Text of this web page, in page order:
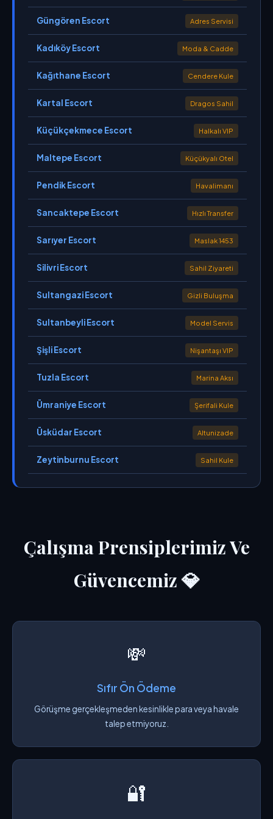
Güngören Escort Adres Servisi
Kadıköy Escort Moda & Cadde
Kağıthane Escort Cendere Kule
Kartal Escort Dragos Sahil
Küçükçekmece Escort Halkalı VIP
Maltepe Escort Küçükyalı Otel
Pendik Escort Havalimanı
Sancaktepe Escort Hızlı Transfer
Sarıyer Escort Maslak 1453
Silivri Escort Sahil Ziyareti
Sultangazi Escort Gizli Buluşma
Sultanbeyli Escort Model Servis
Şişli Escort Nişantaşı VIP
Tuzla Escort Marina Aksı
Ümraniye Escort Şerifali Kule
Üsküdar Escort Altunizade
Zeytinburnu Escort Sahil Kule
Çalışma Prensiplerimiz Ve
Güvencemiz 💎
💸
Sıfır Ön Ödeme
Görüşme gerçekleşmeden kesinlikle para veya havale
talep etmiyoruz.
🔐